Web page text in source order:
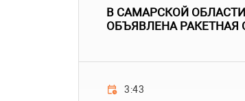
В САМАРСКОЙ
ОБЪЯВЛЕНА РАКЕТНАЯ
3:43